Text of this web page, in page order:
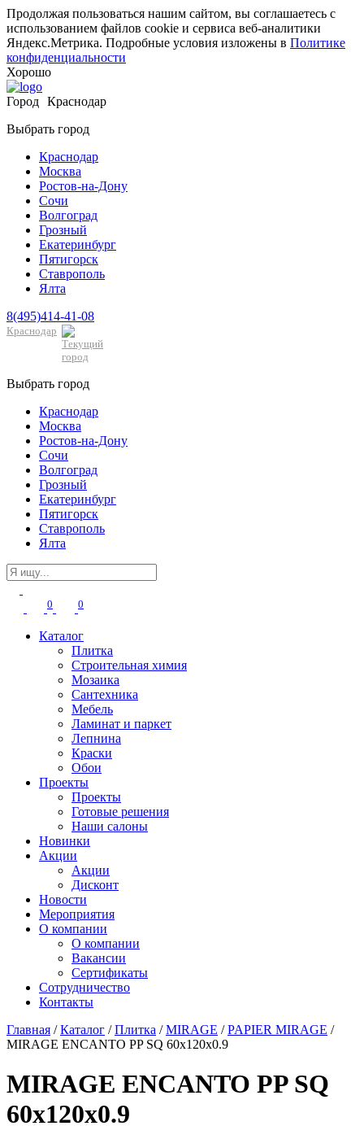
Продолжая пользоваться нашим сайтом, вы соглашаетесь с
использованием файлов cookie и сервиса веб-аналитики
Яндекс.Метрика. Подробные условия изложены в Политике
конфиденциальности
Хорошо
Город Краснодар
Выбрать город
Краснодар
Москва
Ростов-на-Дону
Сочи
Волгоград
Грозный
Екатеринбург
Пятигорск
Ставрополь
Ялта
8(495)414-41-08
Краснодар
Выбрать город
Краснодар
Москва
Ростов-на-Дону
Сочи
Волгоград
Грозный
Екатеринбург
Пятигорск
Ставрополь
Ялта
0 0
Каталог
Плитка
Строительная химия
Мозаика
Сантехника
Мебель
Ламинат и паркет
Лепнина
Краски
Обои
Проекты
Проекты
Готовые решения
Наши салоны
Новинки
Акции
Акции
Дисконт
Новости
Мероприятия
О компании
О компании
Вакансии
Сертификаты
Сотрудничество
Контакты
Главная /Каталог /Плитка /MIRAGE /PAPIER MIRAGE /
MIRAGE ENCANTO PP SQ 60х120x0.9
MIRAGE ENCANTO PP SQ
60х120x0.9